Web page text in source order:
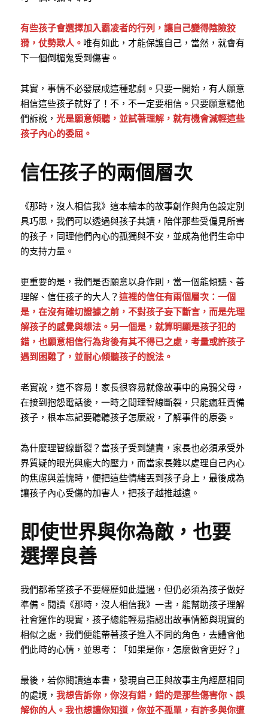
有些孩子會選擇加入霸凌者的行列，讓自己變得陰險狡
猾，仗勢欺人。 唯有如此，才能保護自己，當然，就會有
下一個倒楣鬼受到傷害。
其實，事情不必發展成這種悲劇。只要一開始，有人願意
相信這些孩子就好了！不，不一定要相信。只要願意聽他
們訴說， 光是願意傾聽，並試著理解，就有機會減輕這些
孩子內心的委屈。
信任孩子的兩個層次
《那時，沒人相信我》這本繪本的故事創作與角色設定別
具巧思，我們可以透過與孩子共讀，陪伴那些受偏見所害
的孩子，同理他們內心的孤獨與不安，並成為他們生命中
的支持力量。
更重要的是，我們是否願意以身作則，當一個能傾聽、善
理解、信任孩子的大人？ 這裡的信任有兩個層次：一個
是，在沒有確切證據之前，不對孩子妄下斷言，而是先理
解孩子的感覺與想法。另一個是，就算明顯是孩子犯的
錯，也願意相信行為背後有其不得已之處，考量或許孩子
遇到困難了，並耐心傾聽孩子的說法。
老實說，這不容易！家長很容易就像故事中的烏鴉父母，
在接到抱怨電話後，一時之間理智線斷裂，只能瘋狂責備
孩子，根本忘記要聽聽孩子怎麼說，了解事件的原委。
為什麼理智線斷裂？當孩子受到譴責，家長也必須承受外
界質疑的眼光與龐大的壓力，而當家長難以處理自己內心
的焦慮與羞愧時，便把這些情緒丟到孩子身上，最後成為
讓孩子內心受傷的加害人，把孩子越推越遠。
即使世界與你為敵，也要
選擇良善
我們都希望孩子不要經歷如此遭遇，但仍必須為孩子做好
準備。閱讀《那時，沒人相信我》一書，能幫助孩子理解
社會運作的現實，孩子總能輕易指認出故事情節與現實的
相似之處，我們便能帶著孩子進入不同的角色，去體會他
們此時的心情，並思考：「如果是你，怎麼做會更好？」
最後，若你閱讀這本書，發現自己正與故事主角經歷相同
的處境， 我想告訴你，你沒有錯，錯的是那些傷害你、誤
解你的人。我也想讓你知道，你並不孤單，有許多與你遭